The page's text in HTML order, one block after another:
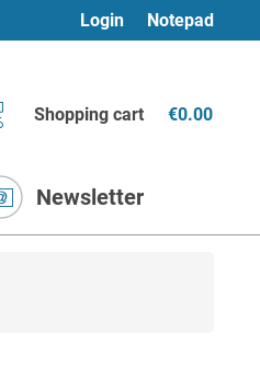
Login Notepad
Shopping cart €0.00
Newsletter